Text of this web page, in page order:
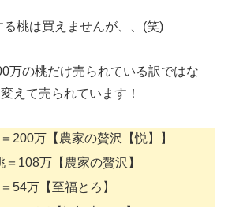
桃は買えませんが、、(笑)
万の桃だけ売られている訳ではな
えて売られています！
200万【農家の贅沢【悦】】
＝108万【農家の贅沢】
54万【至福とろ】